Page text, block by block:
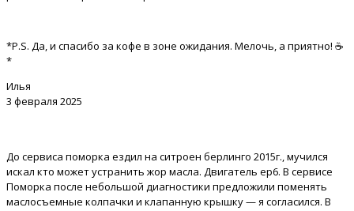
*P.S. Да, и спасибо за кофе в зоне ожидания. Мелочь, а приятно! ☕
*
Илья
3 февраля 2025
До сервиса поморка ездил на ситроен берлинго 2015г., мучился
искал кто может устранить жор масла. Двигатель ep6. В сервисе
Поморка после небольшой диагностики предложили поменять
маслосъемные колпачки и клапанную крышку — я согласился. В